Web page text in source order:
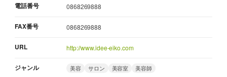
電話番号 0868269888
FAX番号 0868269888
URL http://www.idee-eiko.com
ジャンル 美容 サロン 美容室 美容師